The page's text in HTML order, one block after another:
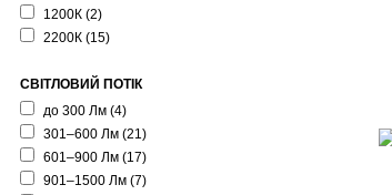
1200К (2)
2200К (15)
СВІТЛОВИЙ ПОТІК
до 300 Лм (4)
301–600 Лм (21)
601–900 Лм (17)
901–1500 Лм (7)